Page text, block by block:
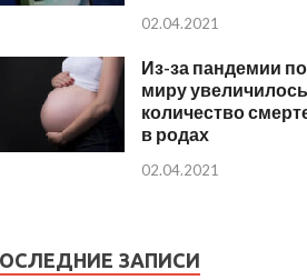
02.04.2021
Из-за пандемии
миру увеличилось
количество
в родах
02.04.2021
ЗАПИСИ